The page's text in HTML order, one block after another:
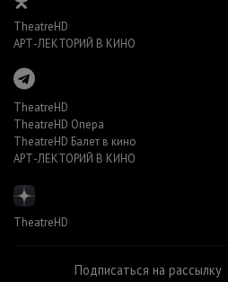
TheatreHD
АРТ-ЛЕКТОРИЙ В КИНО
TheatreHD
TheatreHD Опера
TheatreHD Балет в кино
АРТ-ЛЕКТОРИЙ В КИНО
TheatreHD
Подписаться на рассылку